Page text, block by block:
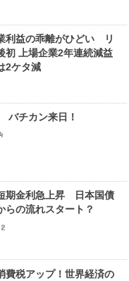
利益の乖離がひどい リ
初 上場企業2年連続減益
2ケタ減
バチカン来日！
期金利急上昇 日本国債
の流れスタート？
費税アップ！世界経済の